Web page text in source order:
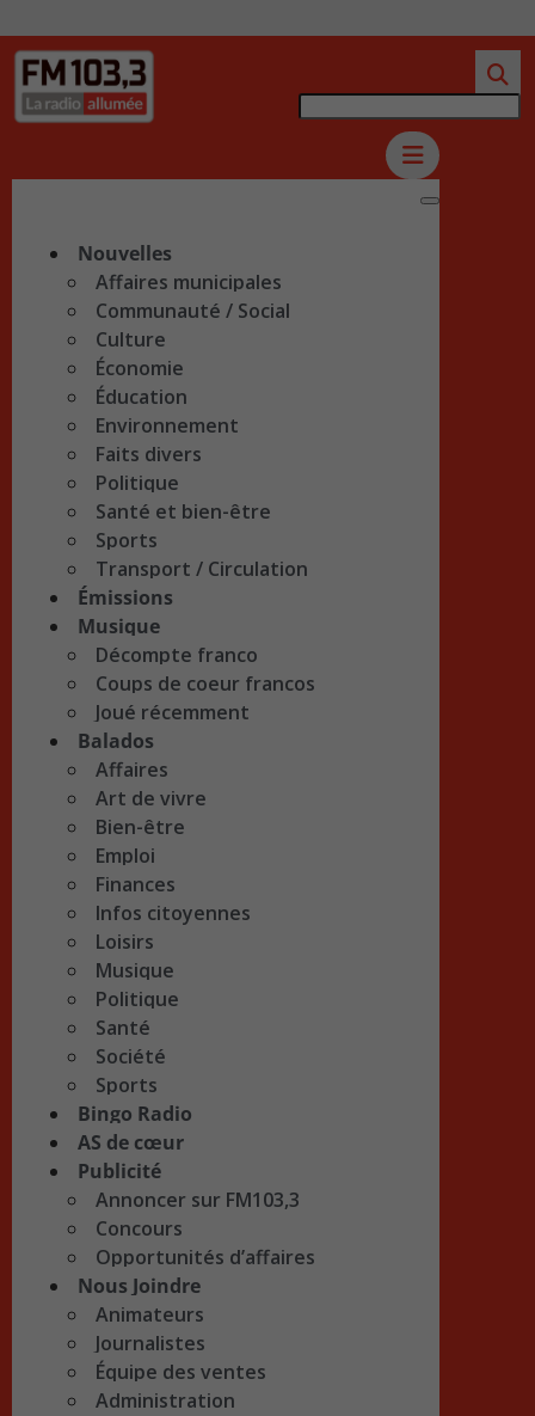
Nouvelles
Affaires municipales
Communauté / Social
Culture
Économie
Éducation
Environnement
Faits divers
Politique
Santé et bien-être
Sports
Transport / Circulation
Émissions
Musique
Décompte franco
Coups de coeur francos
Joué récemment
Balados
Affaires
Art de vivre
Bien-être
Emploi
Finances
Infos citoyennes
Loisirs
Musique
Politique
Santé
Société
Sports
Bingo Radio
AS de cœur
Publicité
Annoncer sur FM103,3
Concours
Opportunités d’affaires
Nous Joindre
Animateurs
Journalistes
Équipe des ventes
Administration